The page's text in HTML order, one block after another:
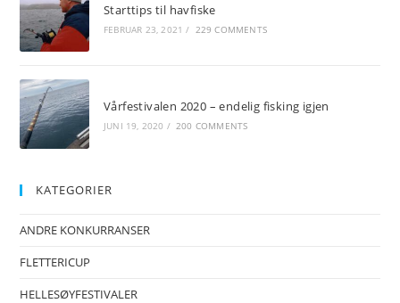
Starttips til havfiske
FEBRUAR 23, 2021 / 229 COMMENTS
Vårfestivalen 2020 – endelig fisking igjen
JUNI 19, 2020 / 200 COMMENTS
KATEGORIER
ANDRE KONKURRANSER
FLETTERICUP
HELLESØYFESTIVALER